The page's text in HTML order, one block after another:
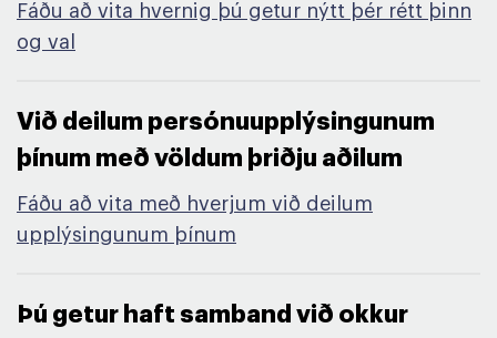
Fáðu að vita hvernig þú getur nýtt þér rétt þinn
og val
Við deilum persónuupplýsingunum
þínum með völdum þriðju aðilum​
Fáðu að vita með hverjum við deilum
upplýsingunum þínum
Þú getur haft samband við okkur